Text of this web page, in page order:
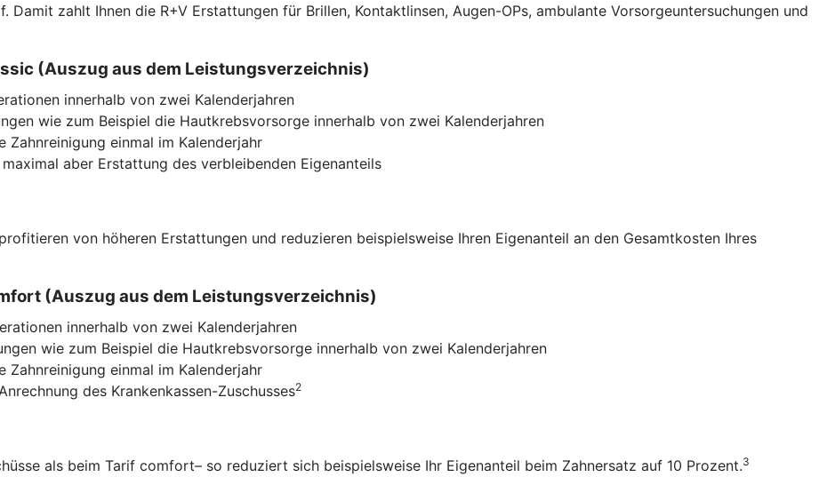
zahlt Ihnen die R+V Erstattungen für Brillen, Kontaktlinsen, Augen-OPs, ambulante Vorsorgeuntersuchungen und
(Auszug aus dem Leistungsverzeichnis)
innerhalb von zwei Kalenderjahren
wie zum Beispiel die Hautkrebsvorsorge innerhalb von zwei Kalenderjahren
einmal im Kalenderjahr
aber Erstattung des verbleibenden Eigenanteils
von höheren Erstattungen und reduzieren beispielsweise Ihren Eigenanteil an den Gesamtkosten Ihres
(Auszug aus dem Leistungsverzeichnis)
innerhalb von zwei Kalenderjahren
wie zum Beispiel die Hautkrebsvorsorge innerhalb von zwei Kalenderjahren
einmal im Kalenderjahr
des Krankenkassen-Zuschusses2
als beim Tarif comfort– so reduziert sich beispielsweise Ihr Eigenanteil beim Zahnersatz auf 10 Prozent.3